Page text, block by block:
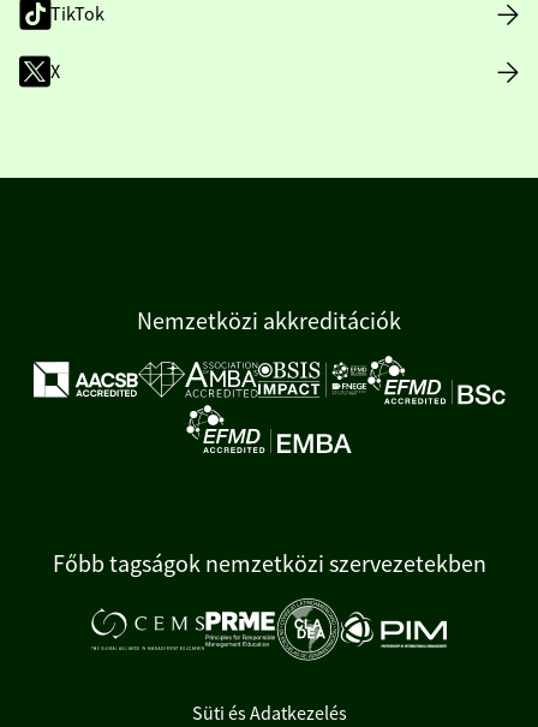
TikTok
X
Nemzetközi akkreditációk
Főbb tagságok nemzetközi szervezetekben
Süti és Adatkezelés